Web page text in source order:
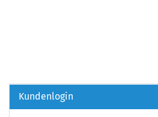
Kundenlogin